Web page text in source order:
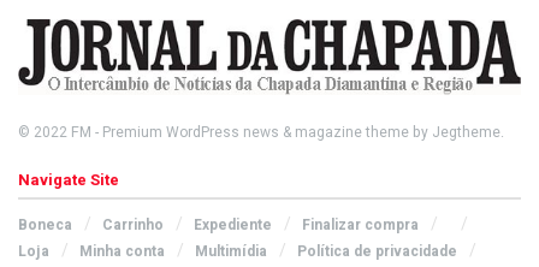
© 2022 FM - Premium WordPress news & magazine theme by Jegtheme.
Navigate Site
Boneca Carrinho Expediente
Finalizar compra
Loja
Minha conta Multimídia
Política de privacidade